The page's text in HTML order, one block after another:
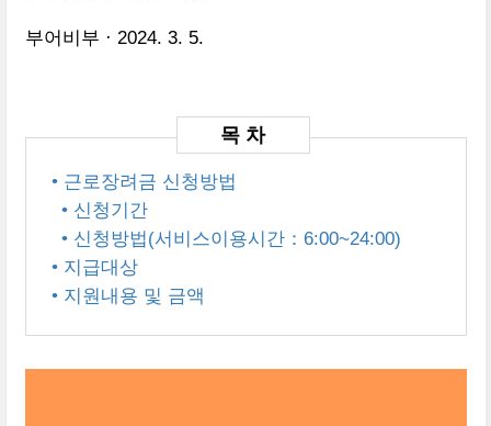
부어비부 2024. 3. 5.
• 근로장려금 신청방법
• 신청기간
• 신청방법(서비스이용시간：6:00~24:00)
• 지급대상
• 지원내용 및 금액